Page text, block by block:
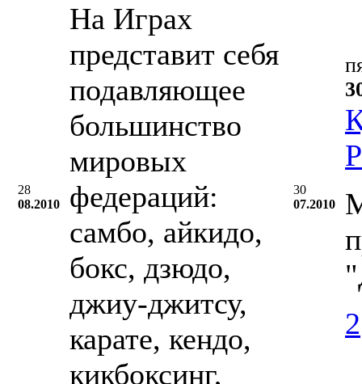
28
08.2010
На Играх
представит себя
подавляющее
большинство
мировых
федераций:
самбо, айкидо,
бокс, дзюдо,
джиу-джитсу,
карате, кендо,
кикбоксинг,
30
07.2010
2